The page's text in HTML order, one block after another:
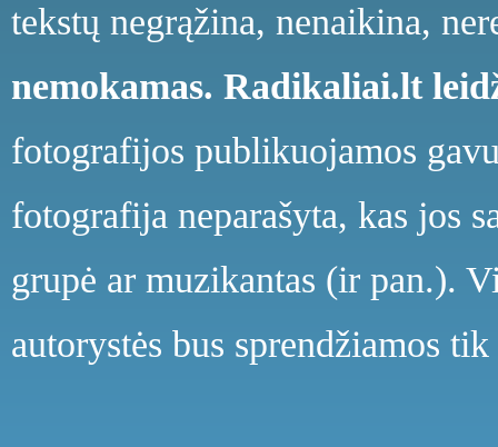
tekstų negrąžina, nenaikina,
nemokamas. Radikaliai.lt
fotografijos publikuojamos
fotografija neparašyta, kas jos
grupė ar muzikantas (ir pan.).
autorystės bus sprendžiamos